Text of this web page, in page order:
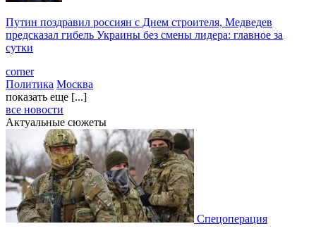
Путин поздравил россиян с Днем строителя, Медведев
предсказал гибель Украины без смены лидера: главное за
сутки
corner
Политика Москва
показать еще [...]
все новости
Актуальные сюжеты
Спецоперация